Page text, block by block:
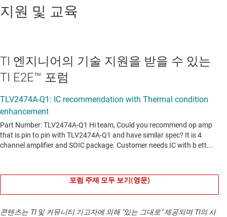
지원 및 교육
TI 엔지니어의 기술 지원을 받을 수 있는
TI E2E™ 포럼
포럼 주제 모두 보기(영문)
콘텐츠는 TI 및 커뮤니티 기고자에 의해 "있는 그대로" 제공되며 TI의 사